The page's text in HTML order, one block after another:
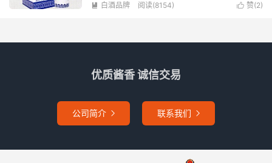
 赞(2)
 白酒品牌 阅读(8154)
优质酱香 诚信交易
公司简介  联系我们 